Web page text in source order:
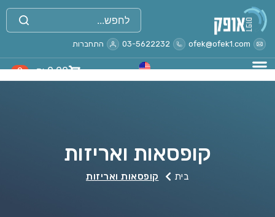
ofek@ofek1.com
03-5622232 התחברות
₪ 0.00
0
קופסאות ואריזות
בית קופסאות ואריזות